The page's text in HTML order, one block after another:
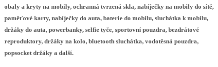
obaly a kryty na mobily, ochranná tvrzená skla, nabíječky na mobily do sítě,
paměťové karty, nabíječky do auta, baterie do mobilu, sluchátka k mobilu,
držáky do auta, powerbanky, selfie tyče, sportovní pouzdra, bezdrátové
reproduktory, držáky na kolo, bluetooth sluchátka, vodotěsná pouzdra,
popsocket držákya další.